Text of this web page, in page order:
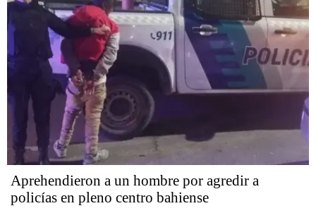
Aprehendieron a un hombre por agredir a
policías en pleno centro bahiense